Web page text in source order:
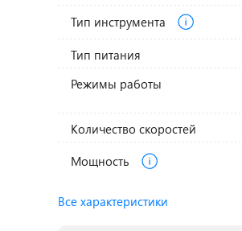
Тип инструмента
Тип питания
Режимы работы
Количество скоростей
Мощность
Все характеристики